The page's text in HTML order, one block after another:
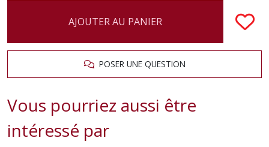
AJOUTER AU PANIER
POSER UNE QUESTION
Vous pourriez aussi être
intéressé par